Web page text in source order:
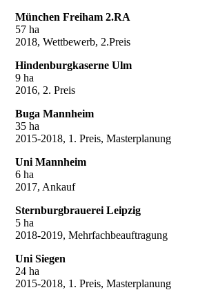
München Freiham 2.RA
57 ha
2018, Wettbewerb, 2.Preis
Hindenburgkaserne Ulm
9 ha
2016, 2. Preis
Buga Mannheim
35 ha
2015-2018, 1. Preis, Masterplanung
Uni Mannheim
6 ha
2017, Ankauf
Sternburgbrauerei Leipzig
5 ha
2018-2019, Mehrfachbeauftragung
Uni Siegen
24 ha
2015-2018, 1. Preis, Masterplanung